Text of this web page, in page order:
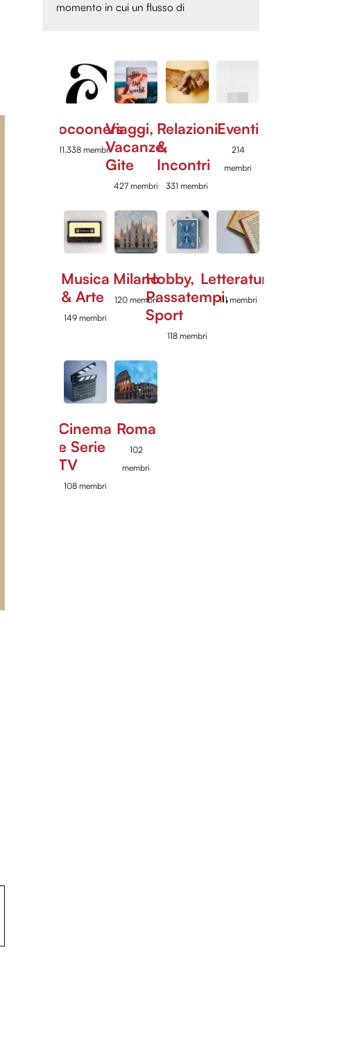
momento in cui un flusso di
Cocooners
11.338 membri
Viaggi,
Vacanze,
Gite
427 membri
Relazioni
&
Incontri
331 membri
Eventi
214
membri
Musica
& Arte
149 membri
Milano
120 membri
Hobby,
Passatempi,
Sport
118 membri
Letteratura
111 membri
Cinema
e Serie
TV
108 membri
Roma
102
membri